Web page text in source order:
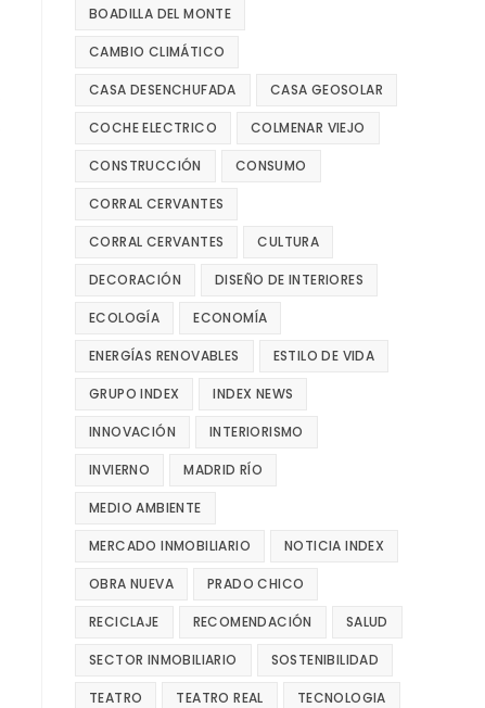
BOADILLA DEL MONTE
CAMBIO CLIMÁTICO
CASA DESENCHUFADA CASA GEOSOLAR
COCHE ELECTRICO COLMENAR VIEJO
CONSTRUCCIÓN CONSUMO
CORRAL CERVANTES
CORRAL CERVANTES CULTURA
DECORACIÓN DISEÑO DE INTERIORES
ECOLOGÍA ECONOMÍA
ENERGÍAS RENOVABLES ESTILO DE VIDA
GRUPO INDEX INDEX NEWS
INNOVACIÓN INTERIORISMO
INVIERNO MADRID RÍO
MEDIO AMBIENTE
MERCADO INMOBILIARIO NOTICIA INDEX
OBRA NUEVA PRADO CHICO
RECICLAJE RECOMENDACIÓN SALUD
SECTOR INMOBILIARIO SOSTENIBILIDAD
TEATRO TEATRO REAL TECNOLOGIA